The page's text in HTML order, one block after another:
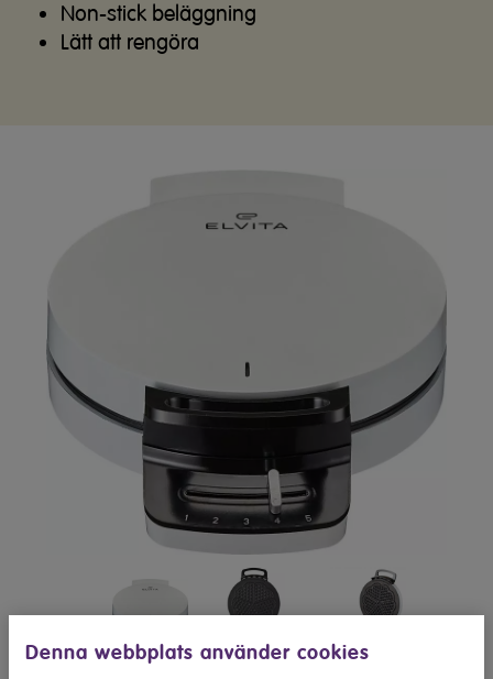
Denna webbplats använder cookies
Non-stick beläggning
Lätt att rengöra